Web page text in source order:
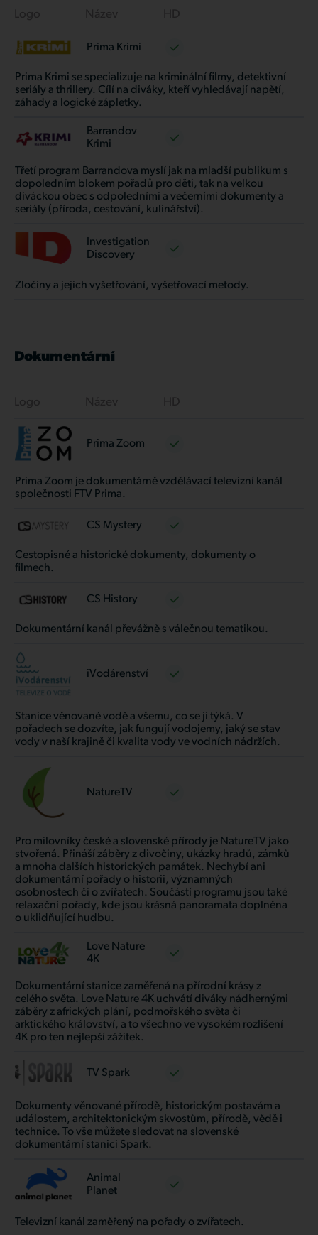
Prima Krimi
Prima Krimi se specializuje na kriminální filmy, detektivní
seriály a thrillery. Cílí na diváky, kteří vyhledávají napětí,
záhady a logické zápletky.
Barrandov
Krimi
Třetí program Barrandova myslí jak na mladší publikum s
dopoledním blokem pořadů pro děti, tak na velkou
diváckou obec s odpoledními a večerními dokumenty a
seriály (příroda, cestování, kulinářství).
Investigation
Discovery
Zločiny a jejich vyšetřování, vyšetřovací metody.
Dokumentární
Prima Zoom
Prima Zoom je dokumentárně vzdělávací televizní kanál
společnosti FTV Prima.
CS Mystery
Cestopisné a historické dokumenty, dokumenty o
filmech.
CS History
Dokumentární kanál převážně s válečnou tematikou.
iVodárenství
Stanice věnované vodě a všemu, co se ji týká. V
pořadech se dozvíte, jak fungují vodojemy, jaký se stav
vody v naší krajině či kvalita vody ve vodních nádržích.
NatureTV
Pro milovníky české a slovenské přírody je NatureTV jako
stvořená. Přináší záběry z divočiny, ukázky hradů, zámků
a mnoha dalších historických památek. Nechybí ani
dokumentární pořady o historii, významných
osobnostech či o zvířatech. Součástí programu jsou také
relaxační pořady, kde jsou krásná panoramata doplněna
o uklidňující hudbu.
Love Nature
4K
Dokumentární stanice zaměřená na přírodní krásy z
celého světa. Love Nature 4K uchvátí diváky nádhernými
záběry z afrických plání, podmořského světa či
arktického království, a to všechno ve vysokém rozlišení
4K pro ten nejlepší zážitek.
TV Spark
Dokumenty věnované přírodě, historickým postavám a
událostem, architektonickým skvostům, přírodě, vědě i
technice. To vše můžete sledovat na slovenské
dokumentární stanici Spark.
Animal
Planet
Televizní kanál zaměřený na pořady o zvířatech.